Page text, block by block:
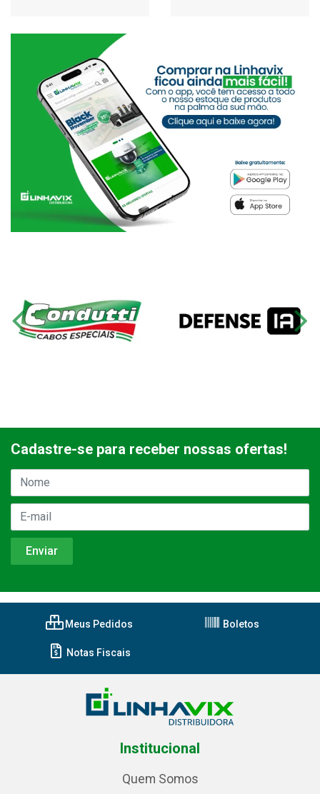
Cadastre-se para receber nossas ofertas!
Meus Pedidos Boletos
Notas Fiscais
Institucional
Quem Somos